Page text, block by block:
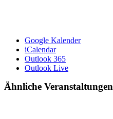
Google Kalender
iCalendar
Outlook 365
Outlook Live
Ähnliche Veranstaltungen